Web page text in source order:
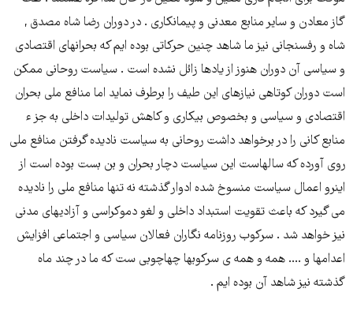
گاز معادن و سایر منابع معدنی و پیمانکاری . در دوران رضا شاه مصدق ,
شاه و رفسنجانی نیز ما شاهد چنین حرکاتی بوده ایم که بحرانهای اقتصادی
و سیاسی آن دوران هنوز از یادها زائل نشده است . سیاست روحانی ممکن
است دوران کوتاهی نیازهای این طیف را برطرف نماید اما منافع ملی بحران
اقتصادی و سیاسی و بخصوص بیکاری و کاهش تولیدات داخلی به جز ء
منابع کانی را در برخواهد داشت روحانی به سیاست نادیده گرفتن منافع ملی
روی آورده که سالهاست این سیاست دچار بحران و بن بست بوده است از
اینرو اعمال سیاست منسوخ شده ادوار گذشته نه تنها منافع ملی را نادیده
می گیرد که باعث تقویت استبداد داخلی و لغو دموکراسی و آزادیهای مدنی
نیز خواهد شد . سرکوب روزنامه نگاران فعالان سیاسی و اجتماعی افزایش
اعدامها و .... همه و همه ی سرکوبها چهاچوبی ست که ما در چند ماه
گذشته نیز شاهد آن بوده ایم .